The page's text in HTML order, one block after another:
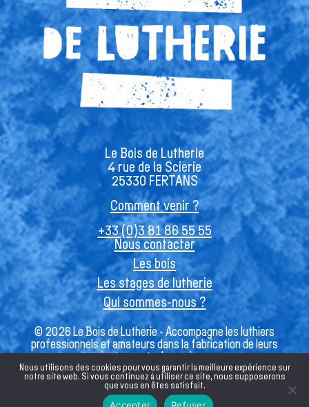
Le Bois de Lutherie
4 rue de la Scierie
25330 FERTANS
Comment venir ?
+33 (0)3 81 86 55 55
Nous contacter
Les bois
Les stages de lutherie
Qui sommes-nous ?
© 2026 Le Bois de Lutherie - Accompagne les luthiers
professionnels et amateurs dans la fabrication de leurs
instruments de musique
Français
Nous utilisons des cookies pour vous garantir la meilleure expérience sur
notre site web. Si vous continuez à utiliser ce site, nous supposerons
que vous en êtes satisfait.
Accepter Refuser